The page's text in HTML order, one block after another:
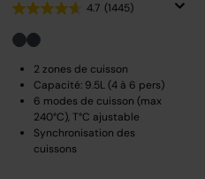
4.7 (1445)
2 zones de cuisson
Capacité: 9.5L (4 à 6 pers)
6 modes de cuisson (max
240°C), T°C ajustable
Synchronisation des
cuissons